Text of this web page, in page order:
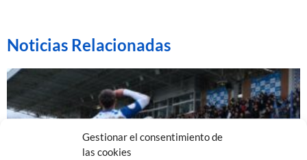
Gestionar el consentimiento de
las cookies
Noticias Relacionadas